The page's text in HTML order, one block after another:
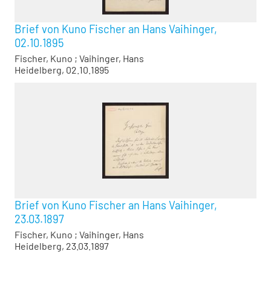
Brief von Kuno Fischer an Hans Vaihinger,
02.10.1895
Fischer, Kuno ; Vaihinger, Hans
Heidelberg, 02.10.1895
Brief von Kuno Fischer an Hans Vaihinger,
23.03.1897
Fischer, Kuno ; Vaihinger, Hans
Heidelberg, 23.03.1897